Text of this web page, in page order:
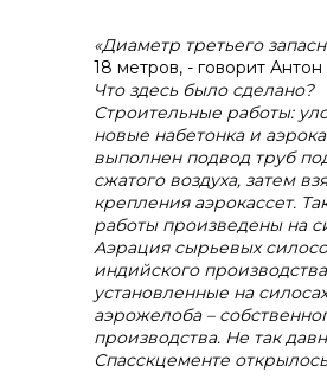
«Диаметр третьего
18 метров, - говорит
Что здесь было сделано?
Строительные работы:
новые набетонка и
выполнен подвод труб
сжатого воздуха, затем
крепления аэрокассет.
работы произведены на
Аэрация сырьевых
индийского
установленные на силосах
аэрожелоба –
производства. Не так
Спасскцементе